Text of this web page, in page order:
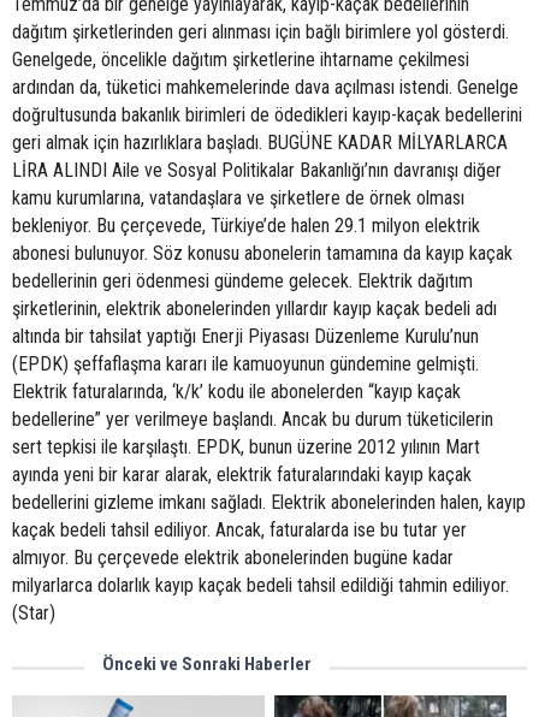
dağıtım şirketlerinden geri alınması için bağlı birimlere yol gösterdi.
Genelgede, öncelikle dağıtım şirketlerine ihtarname çekilmesi
ardından da, tüketici mahkemelerinde dava açılması istendi. Genelge
doğrultusunda bakanlık birimleri de ödedikleri kayıp-kaçak bedellerini
geri almak için hazırlıklara başladı. BUGÜNE KADAR MİLYARLARCA
LİRA ALINDI Aile ve Sosyal Politikalar Bakanlığı’nın davranışı diğer
kamu kurumlarına, vatandaşlara ve şirketlere de örnek olması
bekleniyor. Bu çerçevede, Türkiye’de halen 29.1 milyon elektrik
abonesi bulunuyor. Söz konusu abonelerin tamamına da kayıp kaçak
bedellerinin geri ödenmesi gündeme gelecek. Elektrik dağıtım
şirketlerinin, elektrik abonelerinden yıllardır kayıp kaçak bedeli adı
altında bir tahsilat yaptığı Enerji Piyasası Düzenleme Kurulu’nun
(EPDK) şeffaflaşma kararı ile kamuoyunun gündemine gelmişti.
Elektrik faturalarında, ‘k/k’ kodu ile abonelerden “kayıp kaçak
bedellerine” yer verilmeye başlandı. Ancak bu durum tüketicilerin
sert tepkisi ile karşılaştı. EPDK, bunun üzerine 2012 yılının Mart
ayında yeni bir karar alarak, elektrik faturalarındaki kayıp kaçak
bedellerini gizleme imkanı sağladı. Elektrik abonelerinden halen, kayıp
kaçak bedeli tahsil ediliyor. Ancak, faturalarda ise bu tutar yer
almıyor. Bu çerçevede elektrik abonelerinden bugüne kadar
milyarlarca dolarlık kayıp kaçak bedeli tahsil edildiği tahmin ediliyor.
(Star)
Önceki ve Sonraki Haberler